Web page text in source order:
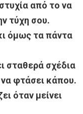
από το να
τύχη σου.
όμως τα πάντα
σταθερά σχέδια
να φτάσει κάπου.
όταν μείνει